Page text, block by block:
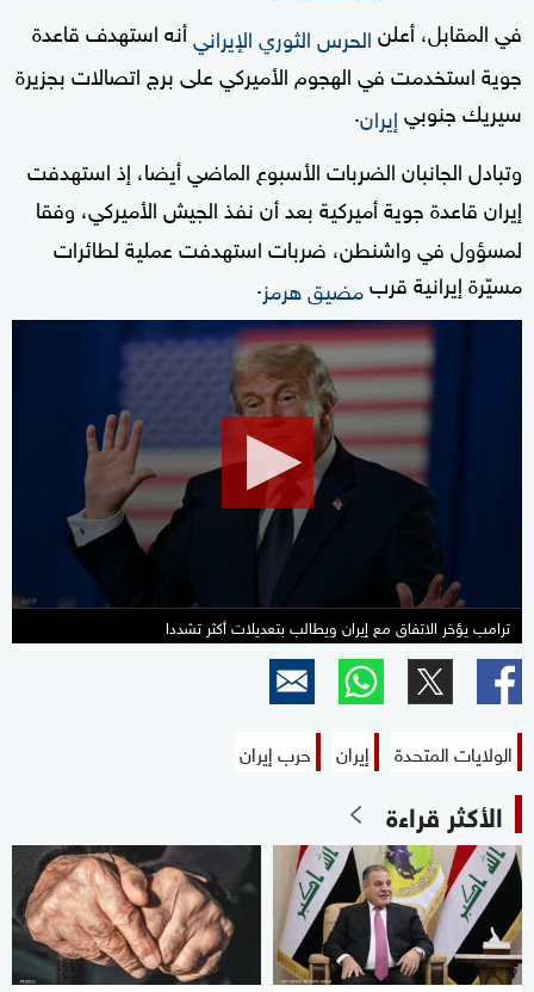
في المقابل، أعلنالحرس الثوري الإيرانيأنه استهدف قاعدة
جوية استخدمت في الهجوم الأميركي على برج اتصالات بجزيرة
سيريك جنوبيإيران.
وتبادل ⁠الجانبان الضربات الأسبوع الماضي أيضا، إذ استهدفت
إيران قاعدة جوية أميركية بعد أن نفذ الجيش الأميركي، وفقا
لمسؤول في واشنطن، ضربات استهدفت عملية ‌لطائرات
مسيّرة إيرانية قربمضيق ​هرمز.
seconds
ترامب يؤخر الاتفاق مع إيران ويطالب بتعديلات أكثر تشددا
الولايات المتحدة إيران حرب إيران
الأكثر قراءة